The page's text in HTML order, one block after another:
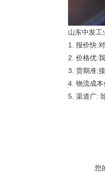
山东中发工
1. 报价快:
2. 价格优:
3. 货期准:
4. 物流成
5. 渠道广:
您